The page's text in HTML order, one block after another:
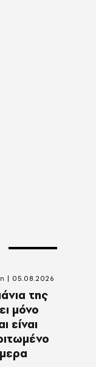
της
μόνο
είναι
05.08.2026